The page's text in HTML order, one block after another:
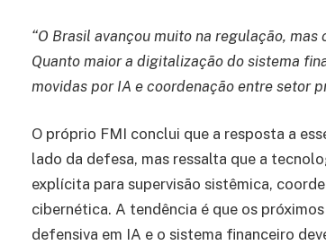
“O Brasil avançou muito na regulação,
Quanto maior a digitalização do sistema
movidas por IA e coordenação entre setor
O próprio FMI conclui que a resposta a
lado da defesa, mas ressalta que a
explícita para supervisão sistêmica,
cibernética. A tendência é que os
defensiva em IA e o sistema financeiro